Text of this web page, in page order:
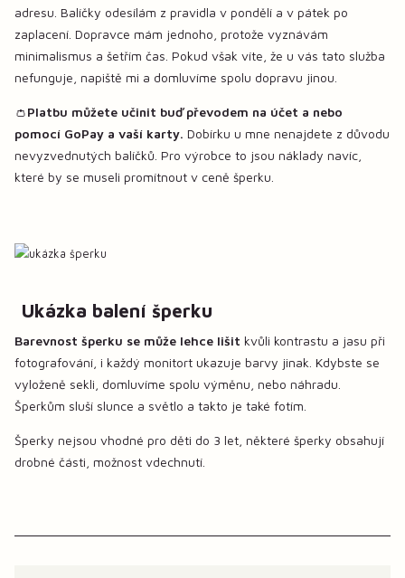
adresu. Balíčky odesílám z pravidla v pondělí a v pátek po
zaplacení. Dopravce mám jednoho, protože vyznávám
minimalismus a šetřím čas. Pokud však víte, že u vás tato služba
nefunguje, napiště mi a domluvíme spolu dopravu jinou.
👛Platbu můžete učinit buď převodem na účet a nebo
pomocí GoPay a vaší karty. Dobírku u mne nenajdete z důvodu
nevyzvednutých balíčků. Pro výrobce to jsou náklady navíc,
které by se museli promítnout v ceně šperku.
Ukázka balení šperku
Barevnost šperku se může lehce lišit kvůli kontrastu a jasu při
fotografování, i každý monitort ukazuje barvy jinak. Kdybste se
vyloženě sekli, domluvíme spolu výměnu, nebo náhradu.
Šperkům sluší slunce a světlo a takto je také fotím.
Šperky nejsou vhodné pro děti do 3 let, některé šperky obsahují
drobné části, možnost vdechnutí.